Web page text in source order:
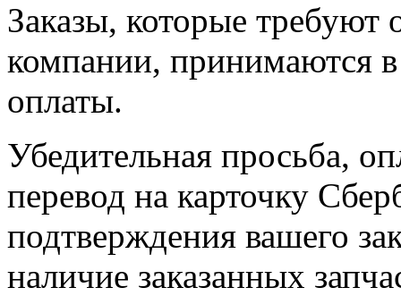
Заказы, которые требуют
компании, принимаются
оплаты.
Убедительная просьба,
перевод на карточку
подтверждения вашего
наличие заказанных